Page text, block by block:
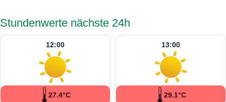
Stundenwerte nächste 24h
12:00
27.4°C
13:00
29.1°C